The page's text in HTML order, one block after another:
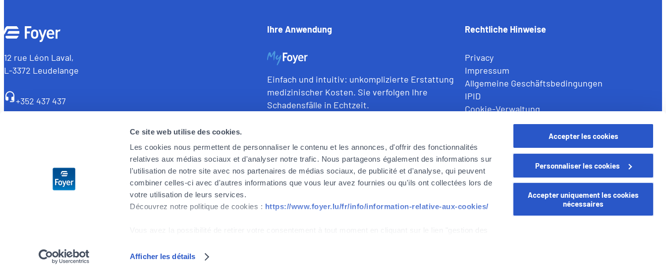
Ce site web utilise des cookies.
Les cookies nous permettent de personnaliser le contenu et les annonces, d'offrir des fonctionnalités
relatives aux médias sociaux et d'analyser notre trafic. Nous partageons également des informations sur
l'utilisation de notre site avec nos partenaires de médias sociaux, de publicité et d'analyse, qui peuvent
combiner celles-ci avec d'autres informations que vous leur avez fournies ou qu'ils ont collectées lors de
votre utilisation de leurs services.
Découvrez notre politique de cookies : https://www.foyer.lu/fr/info/information-relative-aux-cookies/
Afficher les détails
Accepter les cookies
Personnaliser les cookies
Accepter uniquement les cookies
nécessaires
12 rue Léon Laval,
L-3372 Leudelange
+352 437 437
Facebook
YouTube
LinkedIn
Instagram
Ihre Anwendung
Einfach und intuitiv: unkomplizierte Erstattung
medizinischer Kosten. Sie verfolgen Ihre
Schadensfälle in Echtzeit.
Rechtliche Hinweise
Privacy
Impressum
Allgemeine Geschäftsbedingungen
IPID
Cookie-Verwaltung